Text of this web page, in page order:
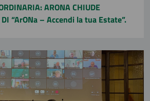
ARONA CHIUDE
DI “ArONa – Accendi la tua Estate”.